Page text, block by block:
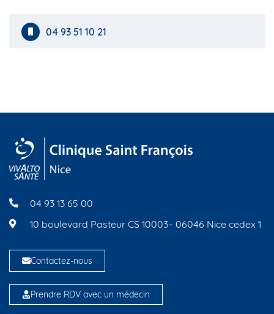
04 93 51 10 21
04 93 13 65 00
10 boulevard Pasteur CS 10003– 06046 Nice cedex 1
Contactez-nous
Prendre RDV avec un médecin